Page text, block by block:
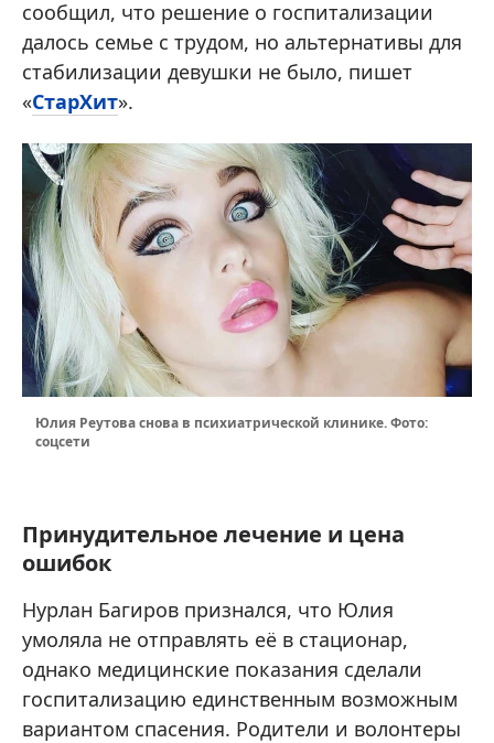
сообщил, что решение о госпитализации
далось семье с трудом, но альтернативы для
стабилизации девушки не было, пишет
«СтарХит».
Юлия Реутова снова в психиатрической клинике. Фото:
соцсети
Принудительное лечение и цена
ошибок
Нурлан Багиров признался, что Юлия
умоляла не отправлять её в стационар,
однако медицинские показания сделали
госпитализацию единственным возможным
вариантом спасения. Родители и волонтеры